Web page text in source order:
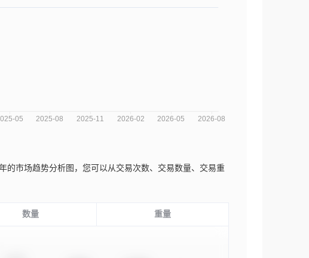
年的市场趋势分析图，您可以从交易次数、交易数量、交易重
数量 重量